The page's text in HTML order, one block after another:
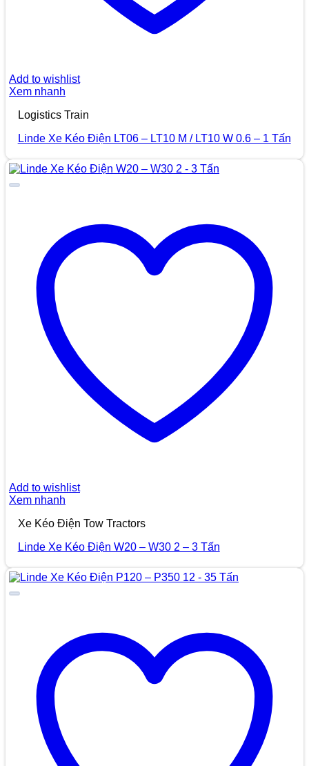
Add to wishlist
Xem nhanh
Logistics Train
Linde Xe Kéo Điện LT06 – LT10 M / LT10 W 0.6 – 1 Tấn
Add to wishlist
Xem nhanh
Xe Kéo Điện Tow Tractors
Linde Xe Kéo Điện W20 – W30 2 – 3 Tấn